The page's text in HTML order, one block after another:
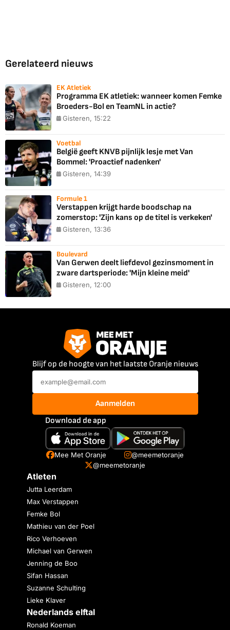
Gerelateerd nieuws
EK Atletiek
Programma EK atletiek: wanneer komen Femke
Broeders-Bol en TeamNL in actie?
Gisteren, 15:22
Voetbal
België geeft KNVB pijnlijk lesje met Van
Bommel: 'Proactief nadenken'
Gisteren, 14:39
Formule 1
Verstappen krijgt harde boodschap na
zomerstop: 'Zijn kans op de titel is verkeken'
Gisteren, 13:36
Boulevard
Van Gerwen deelt liefdevol gezinsmoment in
zware dartsperiode: 'Mijn kleine meid'
Gisteren, 12:00
Blijf op de hoogte van het laatste Oranje nieuws
Aanmelden
Download de app
Mee Met Oranje
@meemetoranje
@meemetoranje
Atleten
Jutta Leerdam
Max Verstappen
Femke Bol
Mathieu van der Poel
Rico Verhoeven
Michael van Gerwen
Jenning de Boo
Sifan Hassan
Suzanne Schulting
Lieke Klaver
Nederlands elftal
Ronald Koeman